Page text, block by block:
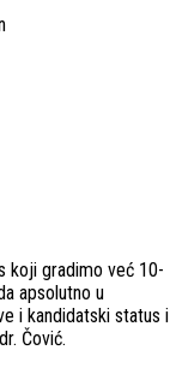
koji gradimo već 10-
apsolutno u
i kandidatski status i
Čović.